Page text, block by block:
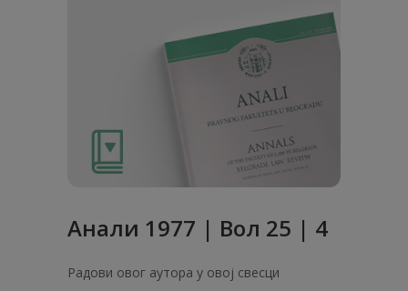
Анaли 1977 | Вол 25 | 4
Радови овог аутора у овој свесци